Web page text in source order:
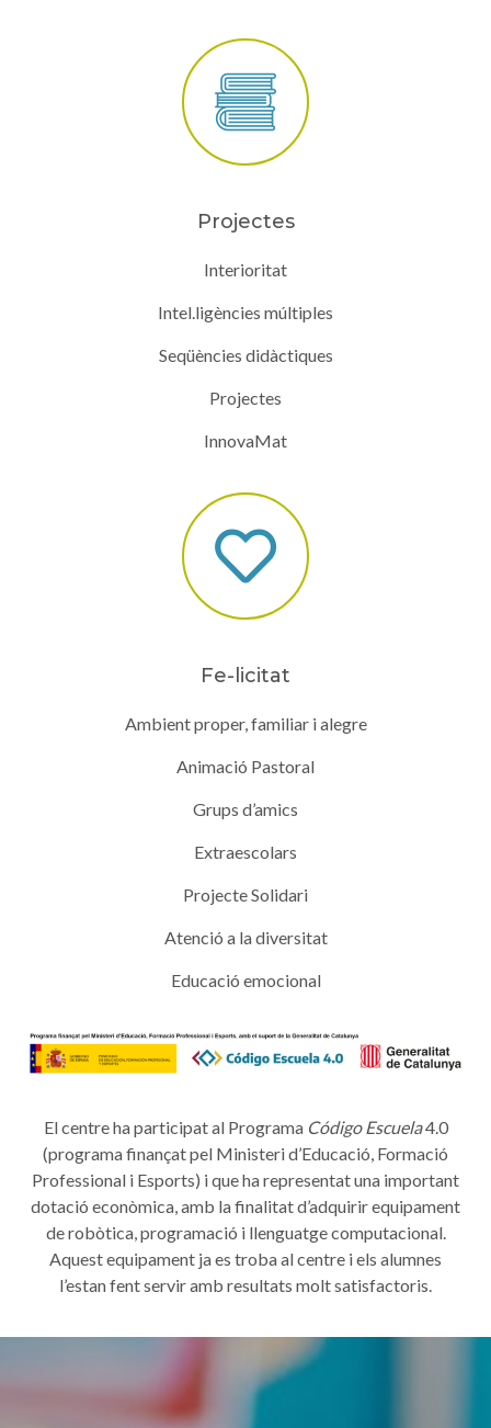
Projectes
Interioritat
Intel.ligències múltiples
Seqüències didàctiques
Projectes
InnovaMat
Fe-licitat
Ambient proper, familiar i alegre
Animació Pastoral
Grups d’amics
Extraescolars
Projecte Solidari
Atenció a la diversitat
Educació emocional
El centre ha participat al Programa Código Escuela4.0
(programa finançat pel Ministeri d’Educació, Formació
Professional i Esports) i que ha representat una important
dotació econòmica, amb la finalitat d’adquirir equipament
de robòtica, programació i llenguatge computacional.
Aquest equipament ja es troba al centre i els alumnes
l’estan fent servir amb resultats molt satisfactoris.